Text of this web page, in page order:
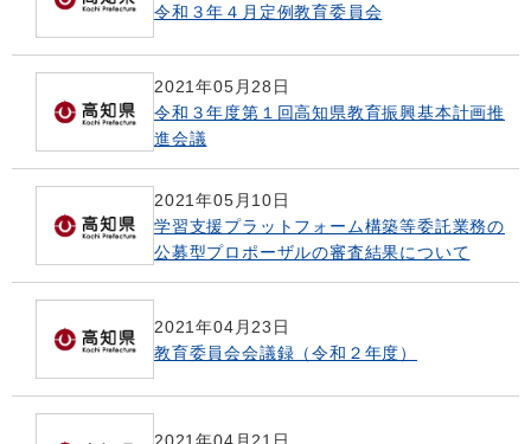
令和３年４月定例教育委員会
2021年05月28日
令和３年度第１回高知県教育振興基本計画推
進会議
2021年05月10日
学習支援プラットフォーム構築等委託業務の
公募型プロポーザルの審査結果について
2021年04月23日
教育委員会会議録（令和２年度）
2021年04月21日